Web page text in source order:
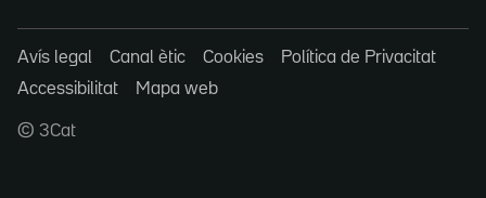
Avís legal Canal ètic Cookies
Política de Privacitat
Accessibilitat
Mapa web
© 3Cat